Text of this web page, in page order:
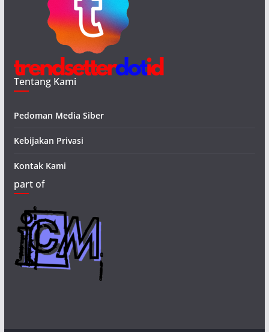
Tentang Kami
Pedoman Media Siber
Kebijakan Privasi
Kontak Kami
part of